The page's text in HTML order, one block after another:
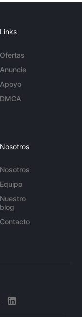
Links
Ofertas
Anuncie
Apoyo
DMCA
Nosotros
Nosotros
Equipo
Nuestro
blog
Contacto